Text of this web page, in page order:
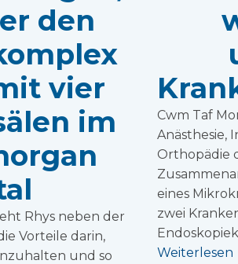
den
vier
im
Rhys neben der
Vorteile darin,
und so
Cwm Taf
Anästhesie,
Orthopädie
eines
zwei
Weiterlesen